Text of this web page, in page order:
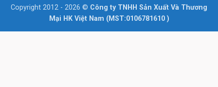
Copyright 2012 - 2026 © Công ty TNHH Sản Xuất Và Thương
Mại HK Việt Nam (MST:0106781610 )